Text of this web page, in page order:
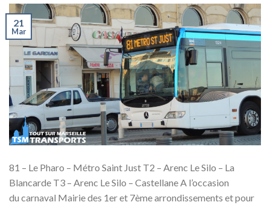
21
Mar
81 – Le Pharo – Métro Saint Just T2 – Arenc Le Silo – La
Blancarde T3 – Arenc Le Silo – Castellane A l’occasion
du carnaval Mairie des 1er et 7ème arrondissements et pour